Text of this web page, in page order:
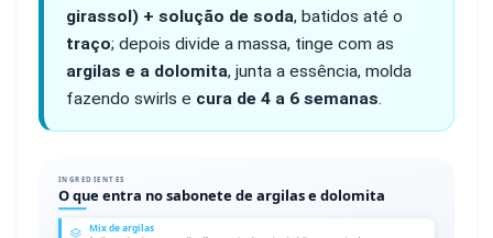
girassol) + solução de soda, batidos até o
traço; depois divide a massa, tinge com as
argilas e a dolomita, junta a essência, molda
fazendo swirls e cura de 4 a 6 semanas.
INGREDIENTES
O que entra no sabonete de argilas e dolomita
Mix de argilas